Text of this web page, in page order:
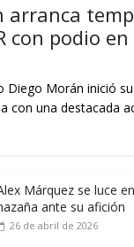
arranca
con podio
Diego Morán inició
con una destacada
Márquez se luce
ante su afición
26 de abril de 2026